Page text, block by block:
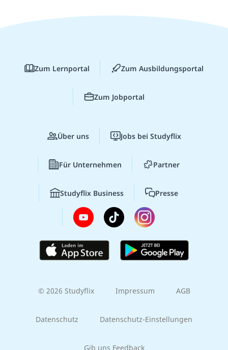
Zum Lernportal Zum Ausbildungsportal
Zum Jobportal
Über uns Jobs bei Studyflix
Für Unternehmen Partner
Studyflix Business Presse
© 2026 Studyflix Impressum AGB
Datenschutz Datenschutz-Einstellungen
Gib uns Feedback